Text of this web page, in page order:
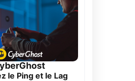
le Ping et le Lag